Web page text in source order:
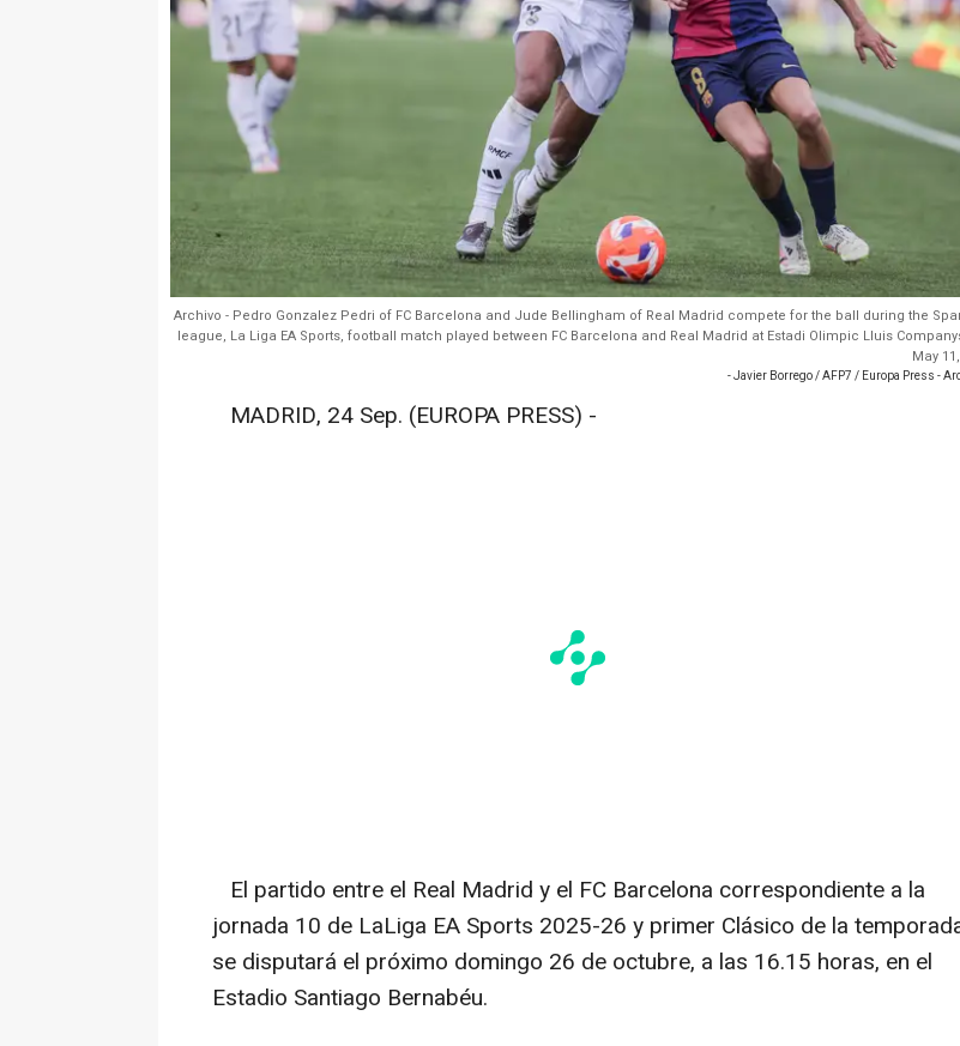
Archivo - Pedro Gonzalez Pedri of FC Barcelona and Jude Bellingham of Real Madrid compete for the ball during the
league, La Liga EA Sports, football match played between FC Barcelona and Real Madrid at Estadi Olimpic Lluis
May
- Javier Borrego / AFP7 / Europa Press -
MADRID, 24 Sep. (EUROPA PRESS) -
El partido entre el Real Madrid y el FC Barcelona correspondiente a la
jornada 10 de LaLiga EA Sports 2025-26 y primer Clásico de la
se disputará el próximo domingo 26 de octubre, a las 16.15 horas, en el
Estadio Santiago Bernabéu.